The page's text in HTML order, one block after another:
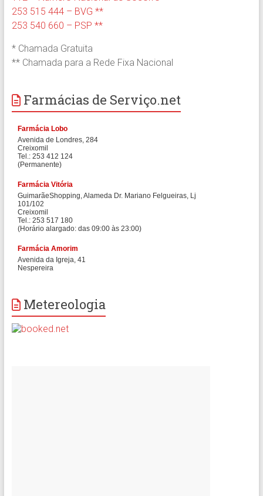
253 515 444 – BVG **
253 540 660 – PSP **
* Chamada Gratuita
** Chamada para a Rede Fixa Nacional
Farmácias de Serviço.net
Metereologia